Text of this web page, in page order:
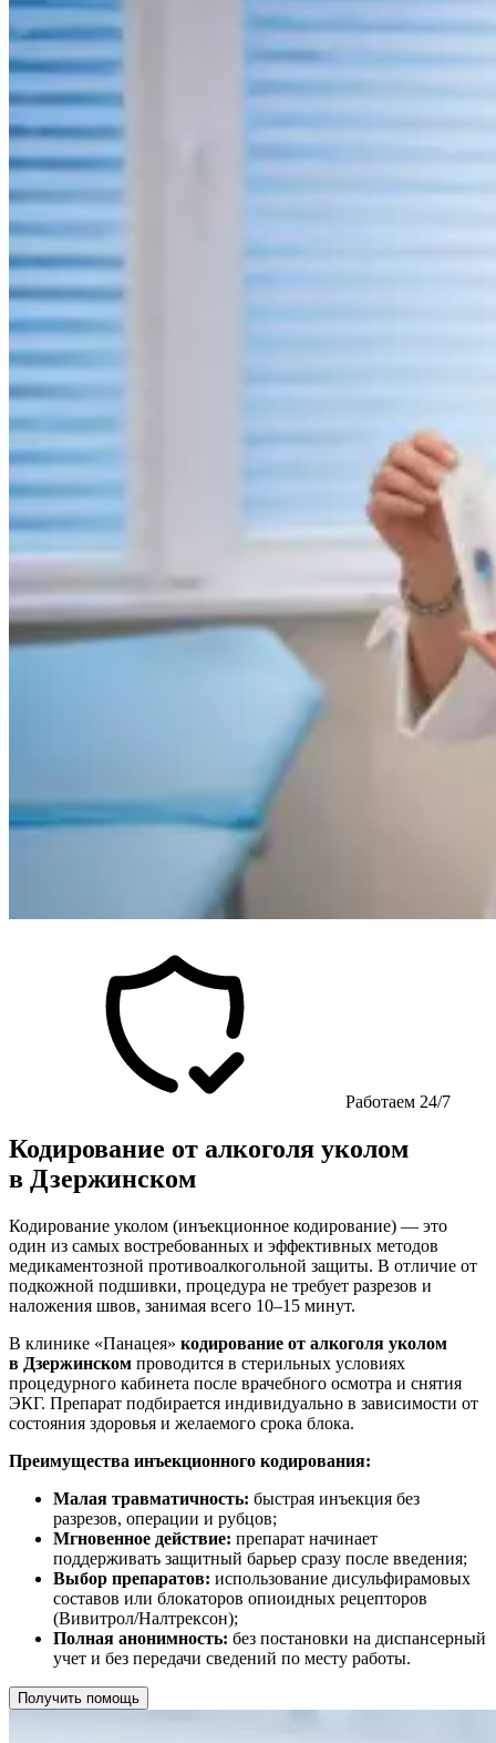
Работаем 24/7
Кодирование от алкоголя уколом
в Дзержинском
Кодирование уколом (инъекционное кодирование) — это
один из самых востребованных и эффективных методов
медикаментозной противоалкогольной защиты. В отличие от
подкожной подшивки, процедура не требует разрезов и
наложения швов, занимая всего 10–15 минут.
В клинике «Панацея» кодирование от алкоголя уколом
в Дзержинском проводится в стерильных условиях
процедурного кабинета после врачебного осмотра и снятия
ЭКГ. Препарат подбирается индивидуально в зависимости от
состояния здоровья и желаемого срока блока.
Преимущества инъекционного кодирования:
Малая травматичность: быстрая инъекция без
разрезов, операции и рубцов;
Мгновенное действие: препарат начинает
поддерживать защитный барьер сразу после введения;
Выбор препаратов: использование дисульфирамовых
составов или блокаторов опиоидных рецепторов
(Вивитрол/Налтрексон);
Полная анонимность: без постановки на диспансерный
учет и без передачи сведений по месту работы.
Получить помощь